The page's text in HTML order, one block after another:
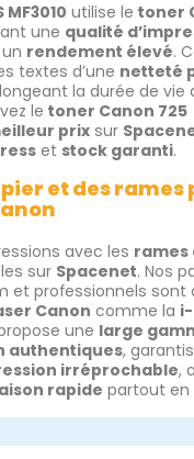
MF3010 utilise le toner
une qualité
rendement élevé.
textes d’une netteté
la durée de vie
le toner Canon 725
prix sur
et stock garanti.
et des rames
avec les rames
sur Spacenet. Nos
et professionnels sont
Canon comme la i-
une large
authentiques,
irréprochable,
rapide partout en